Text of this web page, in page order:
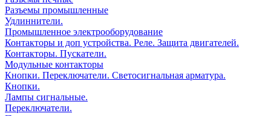
Разъемы промышленные
Удлиннители.
Промышленное электрооборудование
Контакторы и доп устройства. Реле. Защита двигателей.
Контакторы. Пускатели.
Модульные контакторы
Кнопки. Переключатели. Светосигнальная арматура.
Кнопки.
Лампы сигнальные.
Переключатели.